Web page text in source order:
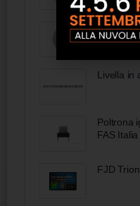
97 39 90
Livella in
Poltrona
FAS Italia
FJD